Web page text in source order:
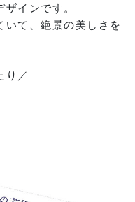
インです。
いて、絶景の美しさを
り／